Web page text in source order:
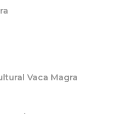
Vaca Magra